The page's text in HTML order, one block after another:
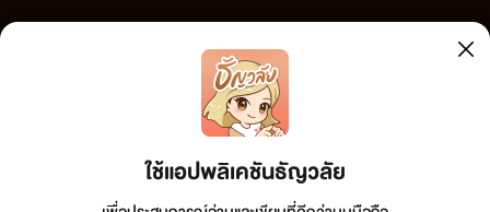
ใช้แอปพลิเคชันธัญวลัย
เว็บไซต์แห่งนี้ไม่ได้เห็นด้วยและไม่ขอรับผิดชอบต่อข้อความใดๆ ทั้งสิ้น ดังนั้นผู้อ่านทุกท่านโปรดใช้
วิจารณญาณในการกลั่นกรองด้วยตนเอง และหากท่านพบข้อความใดๆ ที่ขัดต่อกฎหมายและศีลธรรม
กรุณาแจ้งมาที่ tunwalai@ookbee.com เพื่อทีมงานจะได้ดำเนินการในทันที ทั้งนี้ ทางเว็บไซต์ขอสงวน
ลิขสิทธิ์ตามพระราชบัญญัติลิขสิทธิ์ (ฉบับเพิ่มเติม) พ.ศ.2558